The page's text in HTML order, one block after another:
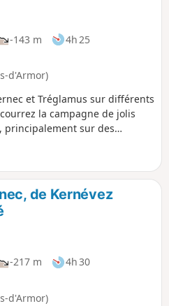
-143 m
4h 25
d'Armor)
et Tréglamus sur différents
la campagne de jolis
principalement sur des
vous ne rencontrerez
si ce n'est quelques
la saison, dans les
de Kernévez
-217 m
4h 30
d'Armor)